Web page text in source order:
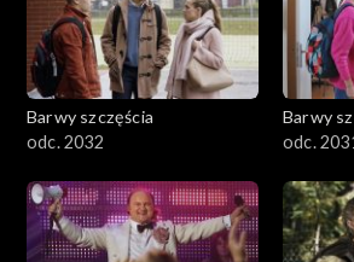
Barwy szczęścia
odc. 2032
Barwy
odc.